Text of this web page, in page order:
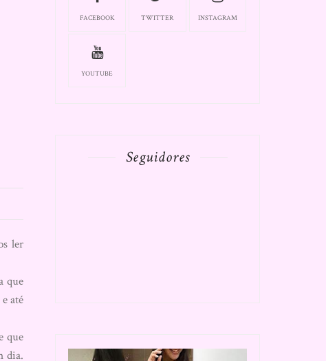
ler
que
até
que
dia.
FACEBOOK TWITTER INSTAGRAM
YOUTUBE
Seguidores